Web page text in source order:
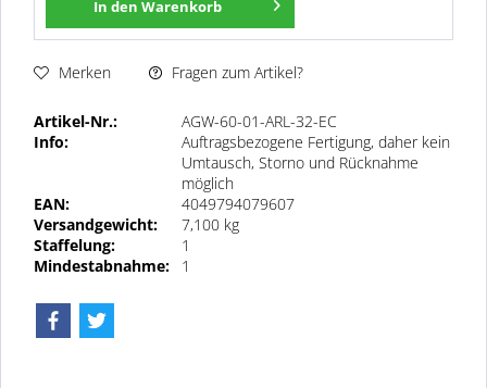
In den Warenkorb
Merken Fragen zum Artikel?
Artikel-Nr.:
AGW-60-01-ARL-32-EC
Info:
Auftragsbezogene Fertigung, daher kein
Umtausch, Storno und Rücknahme
möglich
EAN:
4049794079607
Versandgewicht:
7,100 kg
Staffelung:
1
Mindestabnahme:
1